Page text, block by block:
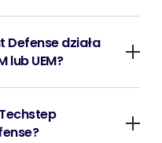
Defense działa
lub UEM?